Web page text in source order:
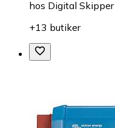
hos Digital Skipper
+13 butiker